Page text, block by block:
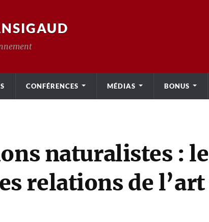
CONFÉRENCES MÉDIAS BONUS
naturalistes :
relations de l’art